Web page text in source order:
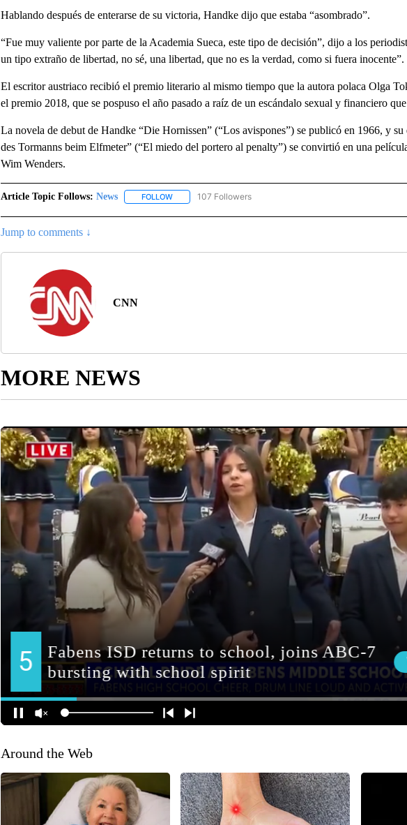
Hablando después de enterarse de su victoria, Handke dijo que estaba “asombrado”.
“Fue muy valiente por parte de la Academia Sueca, este tipo de decisión”, dijo a los
un tipo extraño de libertad, no sé, una libertad, que no es la verdad, como si fuera inocente”.
El escritor austriaco recibió el premio literario al mismo tiempo que la autora polaca Olga
el premio 2018, que se pospuso el año pasado a raíz de un escándalo sexual y financiero
La novela de debut de Handke “Die Hornissen” (“Los avispones”) se publicó en 1966, y
des Tormanns beim Elfmeter” (“El miedo del portero al penalty”) se convirtió en una
Wim Wenders.
Article Topic Follows: News FOLLOWFOLLOW "NEWS" TO RECEIVE NOTIFICATIONS ABOUT NEW
107 Followers
Jump to comments ↓
CNN
MORE NEWS
Around the Web